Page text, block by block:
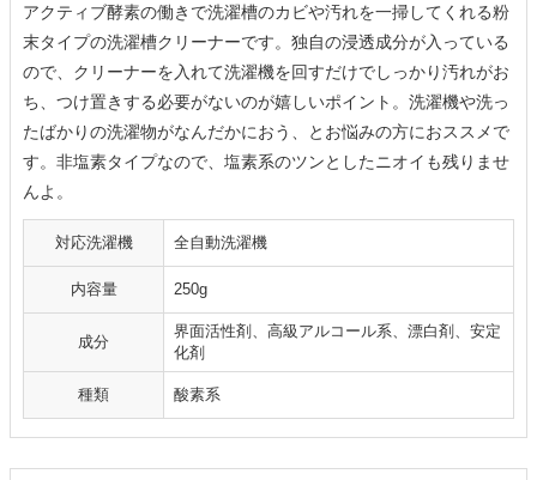
アクティブ酵素の働きで洗濯槽のカビや汚れを一掃してくれる粉
末タイプの洗濯槽クリーナーです。独自の浸透成分が入っている
ので、クリーナーを入れて洗濯機を回すだけでしっかり汚れがお
ち、つけ置きする必要がないのが嬉しいポイント。洗濯機や洗っ
たばかりの洗濯物がなんだかにおう、とお悩みの方におススメで
す。非塩素タイプなので、塩素系のツンとしたニオイも残りませ
んよ。
対応洗濯機 全自動洗濯機
内容量 250g
成分
界面活性剤、高級アルコール系、漂白剤、安定
化剤
種類 酸素系